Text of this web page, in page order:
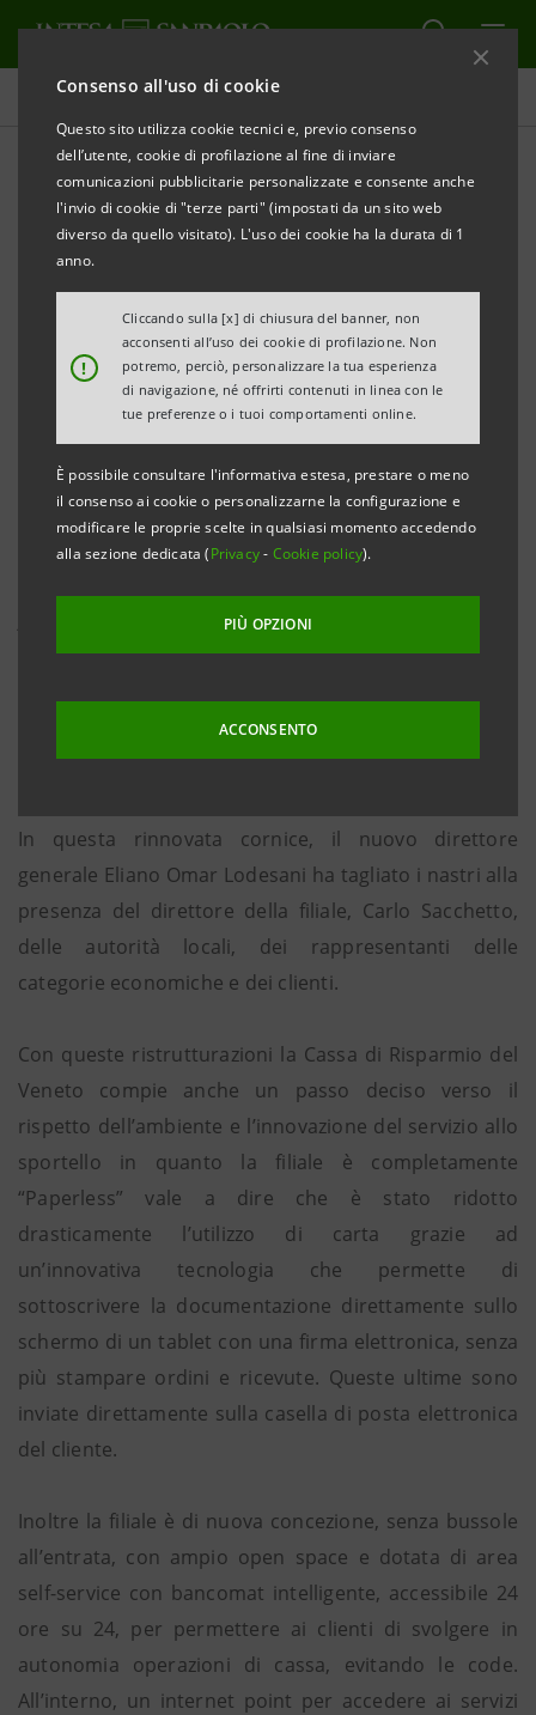
Consenso all'uso di cookie
Questo sito utilizza cookie tecnici e, previo consenso
dell’utente, cookie di profilazione al fine di inviare
comunicazioni pubblicitarie personalizzate e consente anche
l'invio di cookie di "terze parti" (impostati da un sito web
diverso da quello visitato). L'uso dei cookie ha la durata di 1
anno.
!
Cliccando sulla [x] di chiusura del banner, non
acconsenti all’uso dei cookie di profilazione. Non
potremo, perciò, personalizzare la tua esperienza
di navigazione, né offrirti contenuti in linea con le
tue preferenze o i tuoi comportamenti online.
È possibile consultare l'informativa estesa, prestare o meno
il consenso ai cookie o personalizzarne la configurazione e
modificare le proprie scelte in qualsiasi momento accedendo
alla sezione dedicata (Privacy- Cookie policy).
PIÙ OPZIONI
ACCONSENTO
Comunicati stampa
STAMPA AGGIORNA
COMUNICATO STAMPA
CASSA DI RISPARMIO DEL VENETO INVESTE NEL
ANGUILLARA VENETA
Il direttore generale Eliano Omar Lodesani: “Le
filiali completamente rinnovate sono il segno
concreto del nostro investimento nel territorio.
Vogliamo offrire ai nostri clienti nuovi strumenti
ed opportunità di ripresa”
Anguillara Veneta, 19 aprile 2013
del Veneto ha inaugurato la filiale storica di Anguillara
Veneta in via Roma n. 19, dopo un’ampia
ristrutturazione che l’ha resa più accoglienti e
funzionale per la clientela.
In questa rinnovata cornice, il nuovo direttore
generale Eliano Omar Lodesani ha tagliato i nastri alla
presenza del direttore della filiale, Carlo Sacchetto,
delle autorità locali, dei rappresentanti delle
categorie economiche e dei clienti.
Con queste ristrutturazioni la Cassa di Risparmio del
Veneto compie anche un passo deciso verso il
rispetto dell’ambiente e l’innovazione del servizio allo
sportello in quanto la filiale è completamente
“Paperless” vale a dire che è stato ridotto
drasticamente l’utilizzo di carta grazie ad
un’innovativa tecnologia che permette di
sottoscrivere la documentazione direttamente sullo
schermo di un tablet con una firma elettronica, senza
più stampare ordini e ricevute. Queste ultime sono
inviate direttamente sulla casella di posta elettronica
del cliente.
Inoltre la filiale è di nuova concezione, senza bussole
all’entrata, con ampio open space e dotata di area
self-service con bancomat intelligente, accessibile 24
ore su 24, per permettere ai clienti di svolgere in
autonomia operazioni di cassa, evitando le code.
All’interno, un internet point per accedere ai servizi